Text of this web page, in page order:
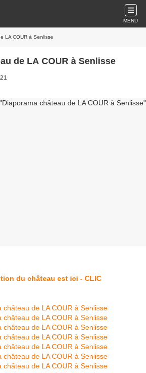
MENU
LA COUR à Senlisse
de LA COUR à Senlisse
du château est ici - CLIC